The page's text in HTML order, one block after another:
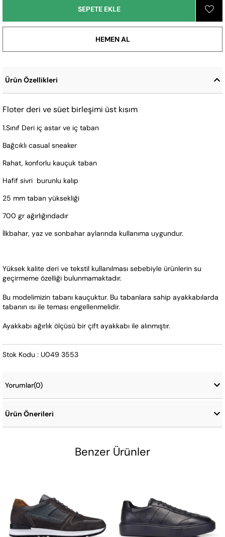
Ürün Özellikleri
Floter deri ve süet birleşimi üst kısım
1.Sınıf Deri iç astar ve iç taban
Bağcıklı casual sneaker
Rahat, konforlu kauçuk taban
Hafif sivri  burunlu kalıp
25 mm taban yüksekliği
700 gr ağırlığındadır
İlkbahar, yaz ve sonbahar aylarında kullanıma uygundur.
Yüksek kalite deri ve tekstil kullanılması sebebiyle ürünlerin su
geçirmeme özelliği bulunmamaktadır.
Bu modelimizin tabanı kauçuktur. Bu tabanlara sahip ayakkabılarda
tabanın ısı ile teması engellenmelidir.
Ayakkabı ağırlık ölçüsü bir çift ayakkabı ile alınmıştır.
Stok Kodu : U049 3553
Yorumlar(0)
Ürün Önerileri
Benzer Ürünler